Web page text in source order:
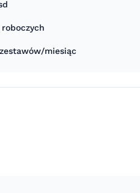
miesiąc